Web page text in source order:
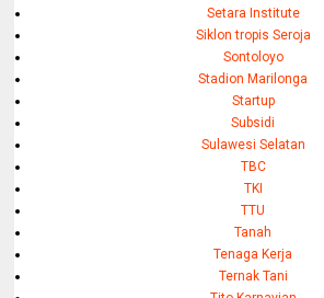
Setara Institute
Siklon tropis Seroja
Sontoloyo
Stadion Marilonga
Startup
Subsidi
Sulawesi Selatan
TBC
TKI
TTU
Tanah
Tenaga Kerja
Ternak Tani